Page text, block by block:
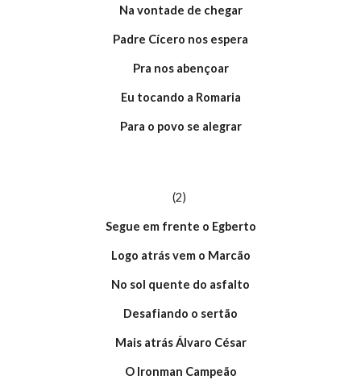
Na vontade de chegar
Padre Cícero nos espera
Pra nos abençoar
Eu tocando a Romaria
Para o povo se alegrar
(2)
Segue em frente o Egberto
Logo atrás vem o Marcão
No sol quente do asfalto
Desafiando o sertão
Mais atrás Álvaro César
O Ironman Campeão